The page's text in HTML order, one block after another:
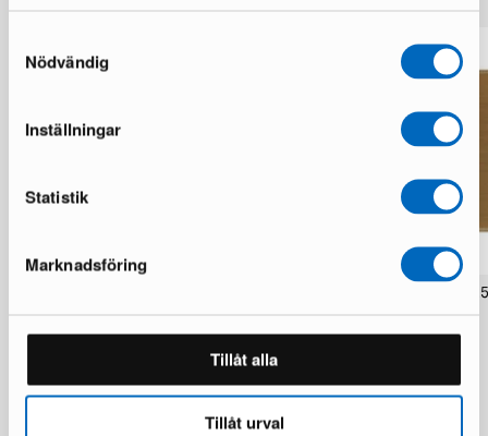
Nödvändig
Inställningar
Statistik
Marknadsföring
Tillåt alla
Tillåt urval
200 x 250 cm beige
2 i lager · Bra skick
Du sparar 1 494 kr
Rugvista ull matta 250 x
2 i lager · Bra skick
1 924 kr 3 212 kr